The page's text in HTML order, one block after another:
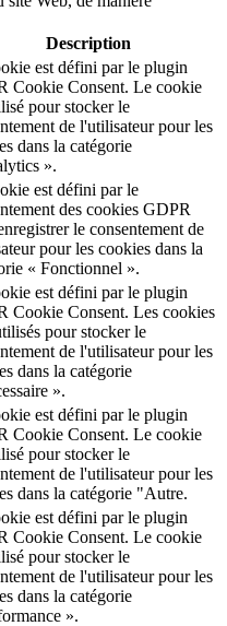
Description
est défini par le plugin
Cookie Consent. Le cookie
pour stocker le
de l'utilisateur pour les
dans la catégorie
».
est défini par le
des cookies GDPR
le consentement de
pour les cookies dans la
« Fonctionnel ».
est défini par le plugin
Cookie Consent. Les cookies
pour stocker le
de l'utilisateur pour les
dans la catégorie
».
est défini par le plugin
Cookie Consent. Le cookie
pour stocker le
de l'utilisateur pour les
dans la catégorie "Autre.
est défini par le plugin
Cookie Consent. Le cookie
pour stocker le
de l'utilisateur pour les
dans la catégorie
».